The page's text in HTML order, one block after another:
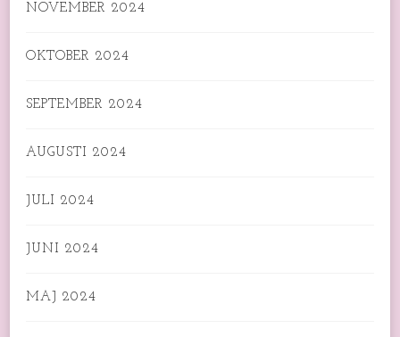
NOVEMBER 2024
OKTOBER 2024
SEPTEMBER 2024
AUGUSTI 2024
JULI 2024
JUNI 2024
MAJ 2024